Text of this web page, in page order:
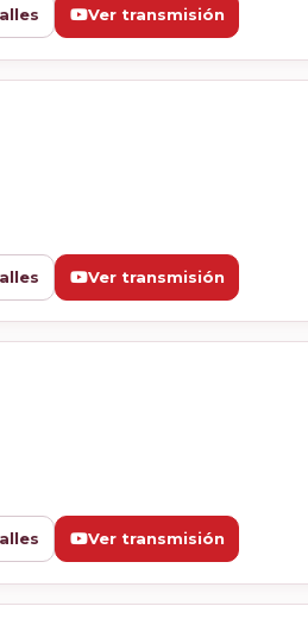
Ver transmisión
Ver transmisión
Ver transmisión